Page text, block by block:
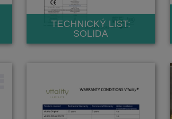
TECHNICKÝ LIST:
SOLIDA